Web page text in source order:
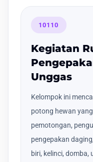
10110
Kegiatan
Unggas
Kelompok ini
potong hewan
pemotongan,
pengepakan
biri, kelinci, domba,